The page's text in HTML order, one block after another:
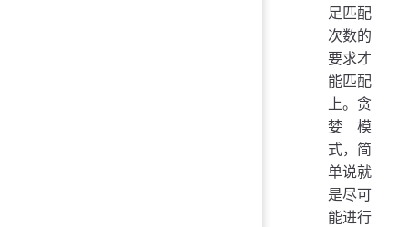
足匹配
次数的
要求才
能匹配
上。贪
婪模
式，简
单说就
是尽可
能进行